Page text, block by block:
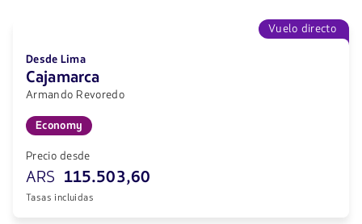
Vuelo directo
Desde Lima
Cajamarca
Armando Revoredo
Economy
Precio desde
ARS 115.503,60
Tasas incluidas